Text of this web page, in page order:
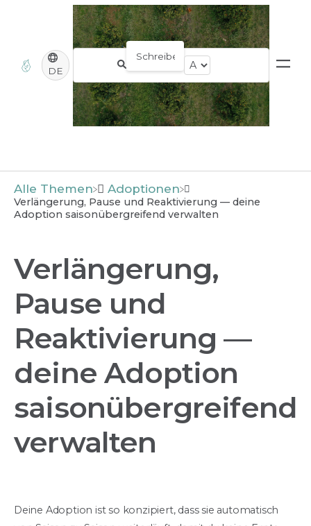
DE
Alle Themen ​Adoptionen
Verlängerung, Pause und Reaktivierung — deine
Adoption saisonübergreifend verwalten
Verlängerung,
Pause und
Reaktivierung —
deine Adoption
saisonübergreifend
verwalten
Deine Adoption ist so konzipiert, dass sie automatisch